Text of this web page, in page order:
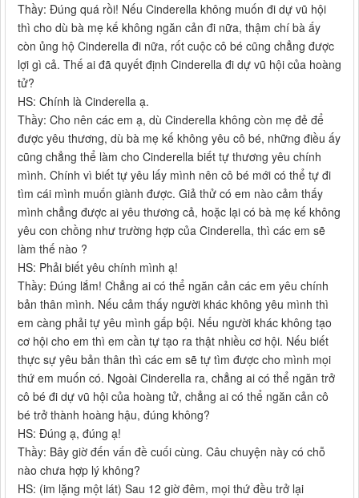
Thầy: Đúng quá rồi! Nếu Cinderella không muốn đi dự vũ hội
thì cho dù bà mẹ kế không ngăn cản đi nữa, thậm chí bà ấy
còn ủng hộ Cinderella đi nữa, rốt cuộc cô bé cũng chẳng được
lợi gì cả. Thế ai đã quyết định Cinderella đi dự vũ hội của hoàng
tử?
HS: Chính là Cinderella ạ.
Thầy: Cho nên các em ạ, dù Cinderella không còn mẹ đẻ để
được yêu thương, dù bà mẹ kế không yêu cô bé, những điều ấy
cũng chẳng thể làm cho Cinderella biết tự thương yêu chính
mình. Chính vì biết tự yêu lấy mình nên cô bé mới có thể tự đi
tìm cái mình muốn giành được. Giả thử có em nào cảm thấy
mình chẳng được ai yêu thương cả, hoặc lại có bà mẹ kế không
yêu con chồng như trường hợp của Cinderella, thì các em sẽ
làm thế nào ?
HS: Phải biết yêu chính mình ạ!
Thầy: Đúng lắm! Chẳng ai có thể ngăn cản các em yêu chính
bản thân mình. Nếu cảm thấy người khác không yêu mình thì
em càng phải tự yêu mình gấp bội. Nếu người khác không tạo
cơ hội cho em thì em cần tự tạo ra thật nhiều cơ hội. Nếu biết
thực sự yêu bản thân thì các em sẽ tự tìm được cho mình mọi
thứ em muốn có. Ngoài Cinderella ra, chẳng ai có thể ngăn trở
cô bé đi dự vũ hội của hoàng tử, chẳng ai có thể ngăn cản cô
bé trở thành hoàng hậu, đúng không?
HS: Đúng ạ, đúng ạ!
Thầy: Bây giờ đến vấn đề cuối cùng. Câu chuyện này có chỗ
nào chưa hợp lý không?
HS: (im lặng một lát) Sau 12 giờ đêm, mọi thứ đều trở lại